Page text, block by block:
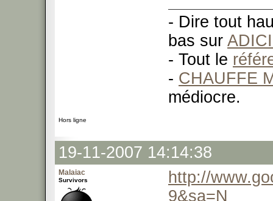
- Dire tout
bas sur
- Tout le
- CHAUFFE
médiocre.
Hors ligne
19-11-2007 14:14:38
Malaiac
Survivors
http://
9&sa=N